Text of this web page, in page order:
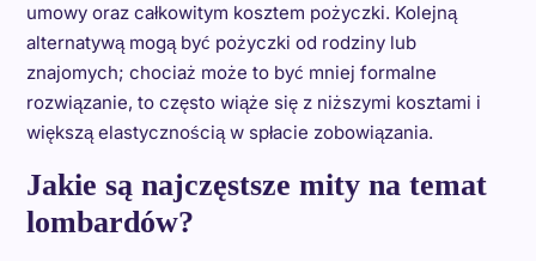
umowy oraz całkowitym kosztem pożyczki. Kolejną
alternatywą mogą być pożyczki od rodziny lub
znajomych; chociaż może to być mniej formalne
rozwiązanie, to często wiąże się z niższymi kosztami i
większą elastycznością w spłacie zobowiązania.
Jakie są najczęstsze mity na temat
lombardów?